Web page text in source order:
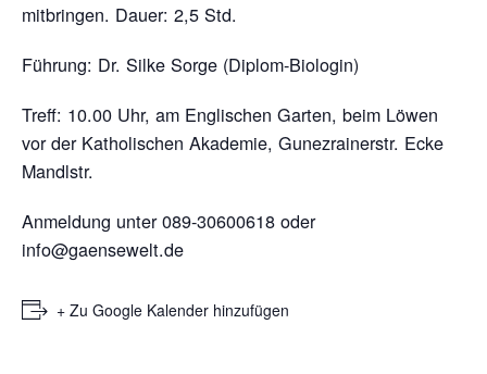
mitbringen. Dauer: 2,5 Std.
Führung: Dr. Silke Sorge (Diplom-Biologin)
Treff: 10.00 Uhr, am Englischen Garten, beim Löwen
vor der Katholischen Akademie, Gunezrainerstr. Ecke
Mandlstr.
Anmeldung unter 089-30600618 oder
info@gaensewelt.de
+ Zu Google Kalender hinzufügen